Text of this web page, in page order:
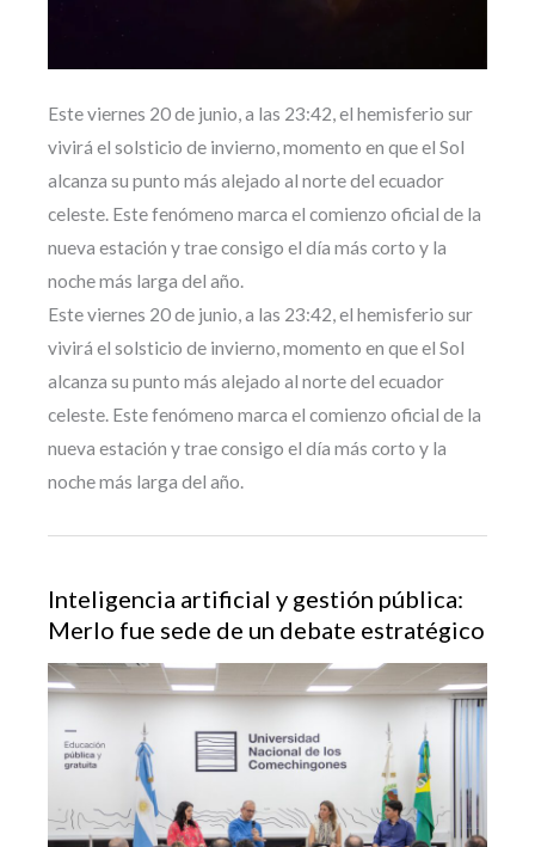
Este viernes 20 de junio, a las 23:42, el hemisferio sur
vivirá el solsticio de invierno, momento en que el Sol
alcanza su punto más alejado al norte del ecuador
celeste. Este fenómeno marca el comienzo oficial de la
nueva estación y trae consigo el día más corto y la
noche más larga del año.
Este viernes 20 de junio, a las 23:42, el hemisferio sur
vivirá el solsticio de invierno, momento en que el Sol
alcanza su punto más alejado al norte del ecuador
celeste. Este fenómeno marca el comienzo oficial de la
nueva estación y trae consigo el día más corto y la
noche más larga del año.
Inteligencia artificial y gestión pública:
Merlo fue sede de un debate estratégico